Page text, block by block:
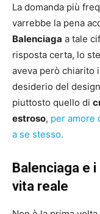
La domanda più
varrebbe la pena
Balenciaga a tale
risposta certa, lo
aveva però chiarito
desiderio del
piuttosto quello di
estroso, per amore
a se stesso.
Balenciaga e
vita reale